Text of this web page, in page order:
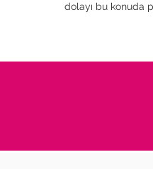
dolayı bu konuda